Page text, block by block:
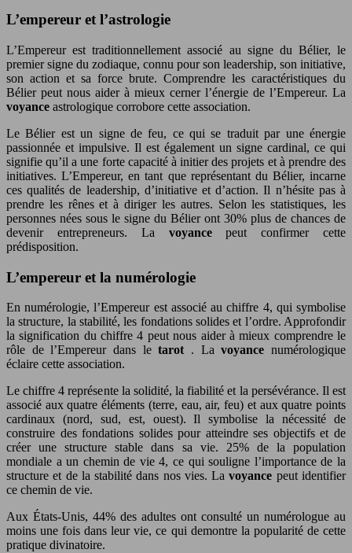
L’empereur et l’astrologie
L’Empereur est traditionnellement associé au signe du Bélier, le
premier signe du zodiaque, connu pour son leadership, son initiative,
son action et sa force brute. Comprendre les caractéristiques du
Bélier peut nous aider à mieux cerner l’énergie de l’Empereur. La
voyance astrologique corrobore cette association.
Le Bélier est un signe de feu, ce qui se traduit par une énergie
passionnée et impulsive. Il est également un signe cardinal, ce qui
signifie qu’il a une forte capacité à initier des projets et à prendre des
initiatives. L’Empereur, en tant que représentant du Bélier, incarne
ces qualités de leadership, d’initiative et d’action. Il n’hésite pas à
prendre les rênes et à diriger les autres. Selon les statistiques, les
personnes nées sous le signe du Bélier ont 30% plus de chances de
devenir entrepreneurs. La voyancepeut confirmer cette
prédisposition.
L’empereur et la numérologie
En numérologie, l’Empereur est associé au chiffre 4, qui symbolise
la structure, la stabilité, les fondations solides et l’ordre. Approfondir
la signification du chiffre 4 peut nous aider à mieux comprendre le
rôle de l’Empereur dans letarot . Lavoyancenumérologique
éclaire cette association.
Le chiffre 4 représente la solidité, la fiabilité et la persévérance. Il est
associé aux quatre éléments (terre, eau, air, feu) et aux quatre points
cardinaux (nord, sud, est, ouest). Il symbolise la nécessité de
construire des fondations solides pour atteindre ses objectifs et de
créer une structure stable dans sa vie. 25% de la population
mondiale a un chemin de vie 4, ce qui souligne l’importance de la
structure et de la stabilité dans nos vies. Lavoyance peut identifier
ce chemin de vie.
Aux États-Unis, 44% des adultes ont consulté un numérologue au
moins une fois dans leur vie, ce qui demontre la popularité de cette
pratique divinatoire.